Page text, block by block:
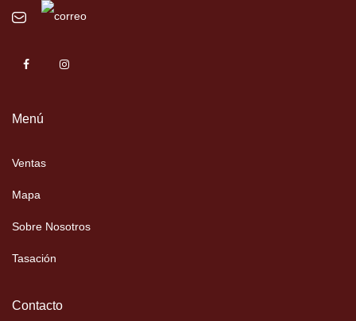
Menú
Ventas
Mapa
Sobre Nosotros
Tasación
Contacto